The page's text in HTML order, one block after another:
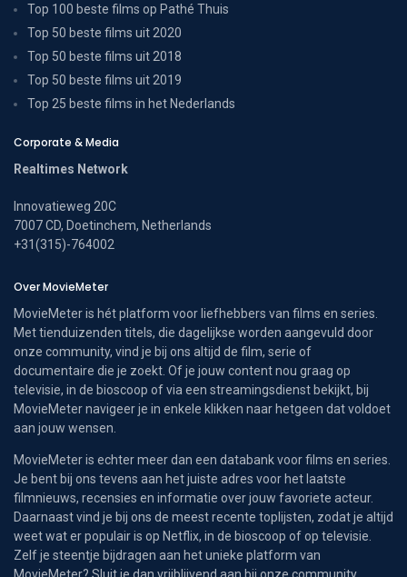
Top 100 beste films op Pathé Thuis
Top 50 beste films uit 2020
Top 50 beste films uit 2018
Top 50 beste films uit 2019
Top 25 beste films in het Nederlands
Corporate & Media
Realtimes Network
Innovatieweg 20C
7007 CD, Doetinchem, Netherlands
+31(315)-764002
Over MovieMeter
MovieMeter is hét platform voor liefhebbers van films en series.
Met tienduizenden titels, die dagelijkse worden aangevuld door
onze community, vind je bij ons altijd de film, serie of
documentaire die je zoekt. Of je jouw content nou graag op
televisie, in de bioscoop of via een streamingsdienst bekijkt, bij
MovieMeter navigeer je in enkele klikken naar hetgeen dat voldoet
aan jouw wensen.
MovieMeter is echter meer dan een databank voor films en series.
Je bent bij ons tevens aan het juiste adres voor het laatste
filmnieuws, recensies en informatie over jouw favoriete acteur.
Daarnaast vind je bij ons de meest recente toplijsten, zodat je altijd
weet wat er populair is op Netflix, in de bioscoop of op televisie.
Zelf je steentje bijdragen aan het unieke platform van
MovieMeter? Sluit je dan vrijblijvend aan bij onze community.